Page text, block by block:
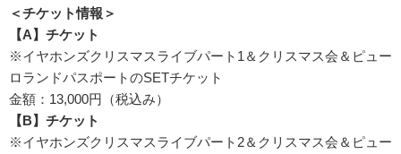
＜チケット情報＞
【A】 チケット
※イヤホンズクリスマスライブパート1＆クリスマス会＆ピュー
ロランドパスポートのSETチケット
金額：13,000円（税込み）
【B】 チケット
※イヤホンズクリスマスライブパート2＆クリスマス会＆ピュー